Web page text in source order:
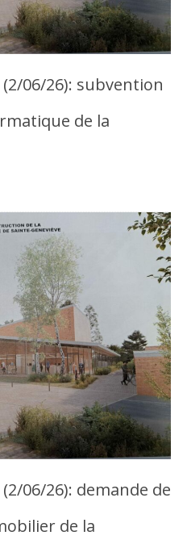
06/26): subvention
de la
06/26): demande de
de la